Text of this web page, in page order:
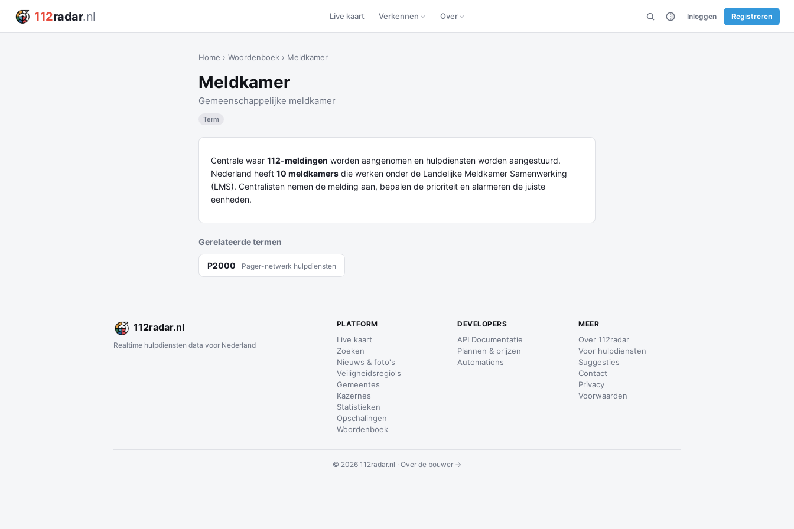
112radar.nl Live kaart Verkennen Over Inloggen Registreren
Home › Woordenboek › Meldkamer
Meldkamer
Gemeenschappelijke meldkamer
Term
Centrale waar 112-meldingen worden aangenomen en hulpdiensten worden aangestuurd.
Nederland heeft 10 meldkamers die werken onder de Landelijke Meldkamer Samenwerking
(LMS). Centralisten nemen de melding aan, bepalen de prioriteit en alarmeren de juiste
eenheden.
Gerelateerde termen
P2000 Pager-netwerk hulpdiensten
112radar.nl
Realtime hulpdiensten data voor Nederland
PLATFORM
Live kaart
Zoeken
Nieuws & foto's
Veiligheidsregio's
Gemeentes
Kazernes
Statistieken
Opschalingen
Woordenboek
DEVELOPERS
API Documentatie
Plannen & prijzen
Automations
MEER
Over 112radar
Voor hulpdiensten
Suggesties
Contact
Privacy
Voorwaarden
© 2026 112radar.nl · Over de bouwer →